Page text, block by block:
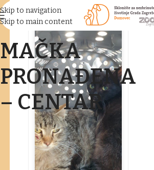
Skip to navigation
Skip to main content
MAČKA
PRONAĐENA
– CENTAR